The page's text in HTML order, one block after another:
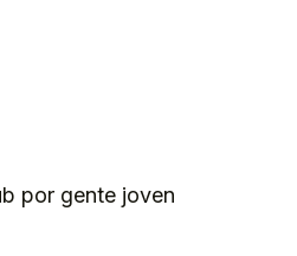
por gente joven